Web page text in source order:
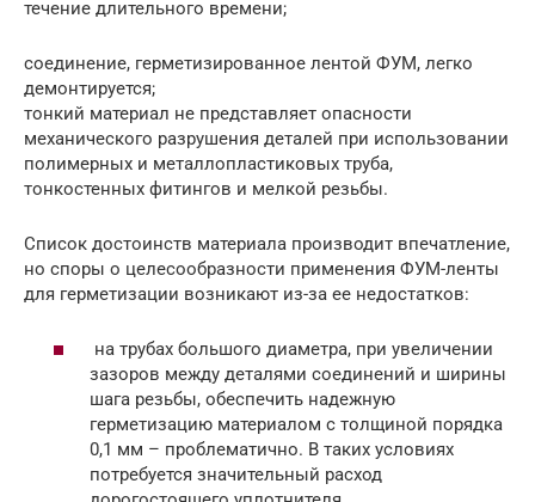
течение длительного времени;
соединение, герметизированное лентой ФУМ, легко
демонтируется;
тонкий материал не представляет опасности
механического разрушения деталей при использовании
полимерных и металлопластиковых труба,
тонкостенных фитингов и мелкой резьбы.
Список достоинств материала производит впечатление,
но споры о целесообразности применения ФУМ-ленты
для герметизации возникают из-за ее недостатков:
на трубах большого диаметра, при увеличении
зазоров между деталями соединений и ширины
шага резьбы, обеспечить надежную
герметизацию материалом с толщиной порядка
0,1 мм – проблематично. В таких условиях
потребуется значительный расход